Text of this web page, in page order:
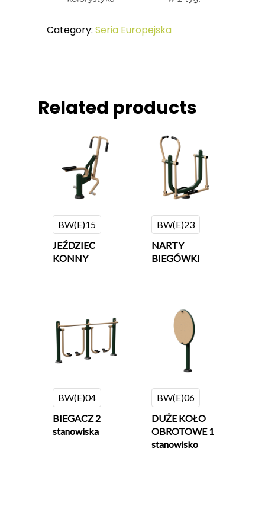
Category: Seria Europejska
Related products
BW(E)15
JEŹDZIEC
KONNY
BW(E)23
NARTY
BIEGÓWKI
BW(E)04
BIEGACZ 2
stanowiska
BW(E)06
DUŻE KOŁO
OBROTOWE 1
stanowisko